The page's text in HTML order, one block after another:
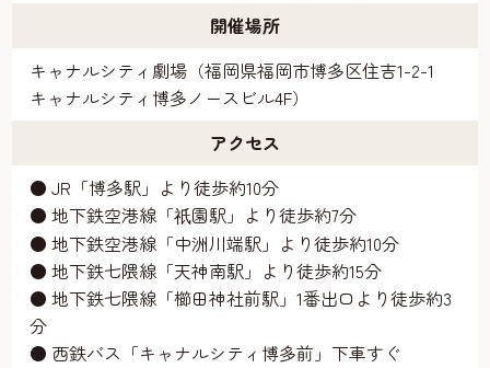
開催場所
キャナルシティ劇場（福岡県福岡市博多区住吉1-2-1
キャナルシティ博多ノースビル4F）
アクセス
● JR「博多駅」より徒歩約10分
● 地下鉄空港線「祇園駅」より徒歩約7分
● 地下鉄空港線「中洲川端駅」より徒歩約10分
● 地下鉄七隈線「天神南駅」より徒歩約15分
● 地下鉄七隈線「櫛田神社前駅」1番出口より徒歩約3
分
● 西鉄バス「キャナルシティ博多前」下車すぐ